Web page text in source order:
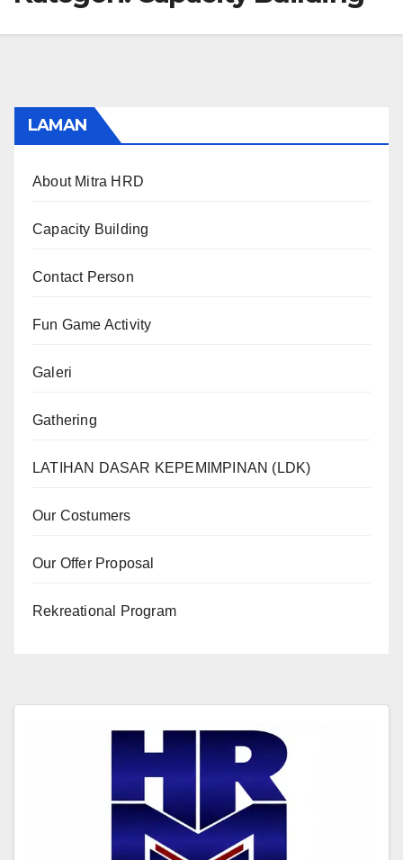
LAMAN
About Mitra HRD
Capacity Building
Contact Person
Fun Game Activity
Galeri
Gathering
LATIHAN DASAR KEPEMIMPINAN (LDK)
Our Costumers
Our Offer Proposal
Rekreational Program